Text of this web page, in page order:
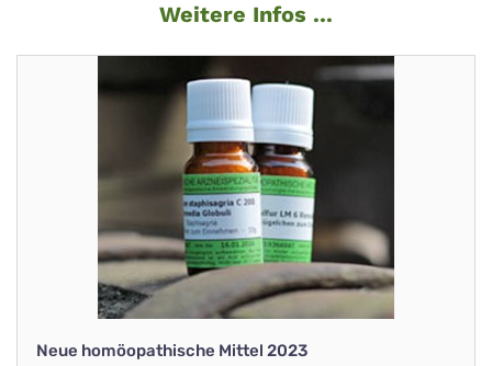
Weitere Infos ...
Neue homöopathische Mittel 2023